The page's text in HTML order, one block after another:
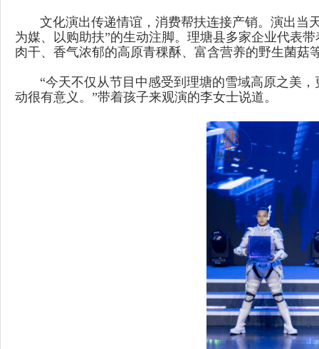
文化演出传递情谊，消费帮扶连接产销。演出当天
为媒、以购助扶”的生动注脚。理塘县多家企业代表
肉干、香气浓郁的高原青稞酥、富含营养的野生菌
“今天不仅从节目中感受到理塘的雪域高原之美，
动很有意义。”带着孩子来观演的李女士说道。